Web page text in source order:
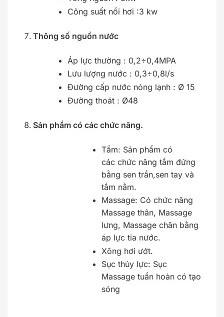
Công suất nồi hơi :3 kw
Thông số nguồn nước
Áp lực thường : 0,2÷0,4MPA
Lưu lượng nước : 0,3÷0,8l/s
Đường cấp nước nóng lạnh : Ø 15
Đường thoát : Ø48
Sản phẩm có các chức năng.
Tắm: Sản phẩm có
các chức năng tắm đứng
bằng sen trần,sen tay và
tắm nằm.
Massage: Có chức năng
Massage thân, Massage
lưng, Massage chân bằng
áp lực tia nước.
Xông hơi ướt.
Sục thủy lực: Sục
Massage tuần hoàn có tạo
sóng